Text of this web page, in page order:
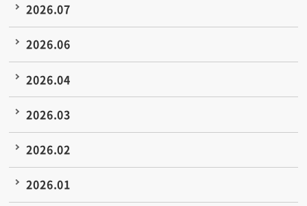
2026.07
2026.06
2026.04
2026.03
2026.02
2026.01